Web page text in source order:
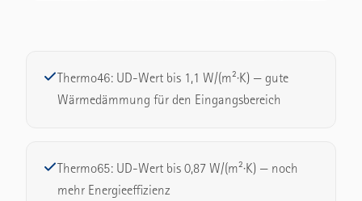
Thermo46: UD-Wert bis 1,1 W/(m²·K) — gute
Wärmedämmung für den Eingangsbereich
Thermo65: UD-Wert bis 0,87 W/(m²·K) — noch
mehr Energieeffizienz